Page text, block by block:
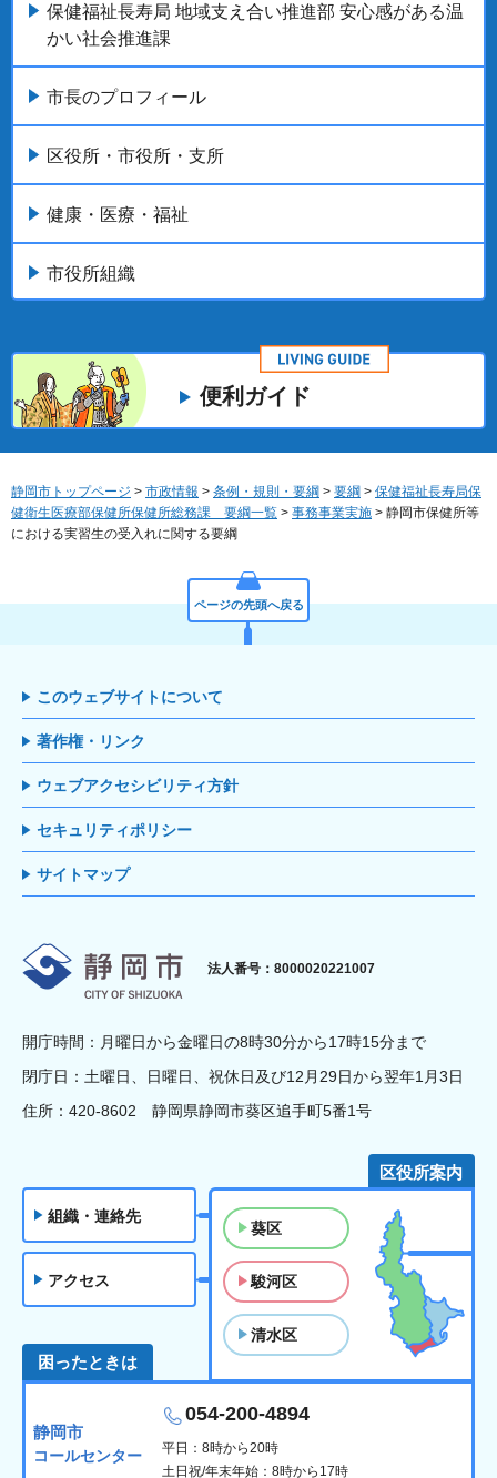
保健福祉長寿局 地域支え合い推進部 安心感がある温
かい社会推進課
市長のプロフィール
区役所・市役所・支所
健康・医療・福祉
市役所組織
便利ガイド
静岡市トップページ > 市政情報 > 条例・規則・要綱 > 要綱 > 保健福祉長寿局保
健衛生医療部保健所保健所総務課 要綱一覧 > 事務事業実施 > 静岡市保健所等
における実習生の受入れに関する要綱
ページの先頭へ戻る
このウェブサイトについて
著作権・リンク
ウェブアクセシビリティ方針
セキュリティポリシー
サイトマップ
静岡市
法人番号：8000020221007
開庁時間：月曜日から金曜日の8時30分から17時15分まで
閉庁日：土曜日、日曜日、祝休日及び12月29日から翌年1月3日
住所：420-8602 静岡県静岡市葵区追手町5番1号
組織・連絡先
アクセス
区役所案内
葵区
駿河区
清水区
困ったときは
静岡市
コールセンター
054-200-4894
平日：8時から20時
土日祝/年末年始：8時から17時